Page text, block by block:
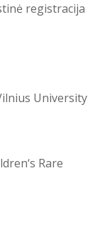
registracija
University
Rare